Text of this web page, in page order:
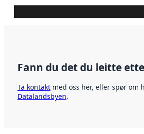
Fann du det du leitte
Ta kontakt med oss her, eller spør om
Datalandsbyen.